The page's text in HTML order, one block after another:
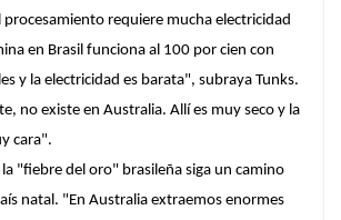
procesamiento requiere mucha electricidad
en Brasil funciona al 100 por cien con
y la electricidad es barata", subraya Tunks.
no existe en Australia. Allí es muy seco y la
cara".
la "fiebre del oro" brasileña siga un camino
natal. "En Australia extraemos enormes